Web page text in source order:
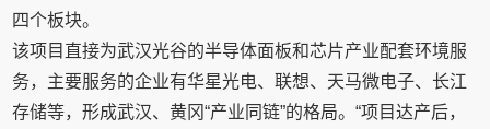
四个板块。
该项目直接为武汉光谷的半导体面板和芯片产业配套环境服
务，主要服务的企业有华星光电、联想、天马微电子、长江
存储等，形成武汉、黄冈“产业同链”的格局。“项目达产后，